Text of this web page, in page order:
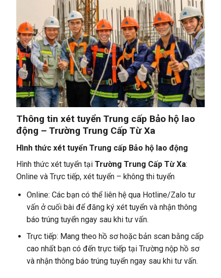
Thông tin xét tuyển Trung cấp Bảo hộ lao
động – Trường Trung Cấp Từ Xa
Hình thức xét tuyển Trung cấp Bảo hộ lao động
Hình thức xét tuyển tại Trường Trung Cấp Từ Xa:
Online và Trực tiếp, xét tuyển – không thi tuyển
Online: Các bạn có thể liên hệ qua Hotline/Zalo tư
vấn ở cuối bài để đăng ký xét tuyển và nhận thông
báo trúng tuyển ngay sau khi tư vấn.
Trực tiếp: Mang theo hồ sơ hoặc bản scan bằng cấp
cao nhất bạn có đến trực tiếp tại Trường nộp hồ sơ
và nhận thông báo trúng tuyển ngay sau khi tư vấn.